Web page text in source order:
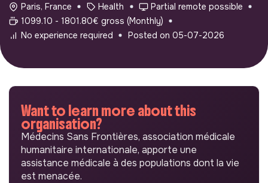
Paris, France
Health
Partial remote possible
1099.10 - 1801.80€ gross (Monthly)
No experience required
Posted on 05-07-2026
Want to learn more about this
organisation?
Médecins Sans Frontières, association médicale
humanitaire internationale, apporte une
assistance médicale à des populations dont la vie
est menacée.